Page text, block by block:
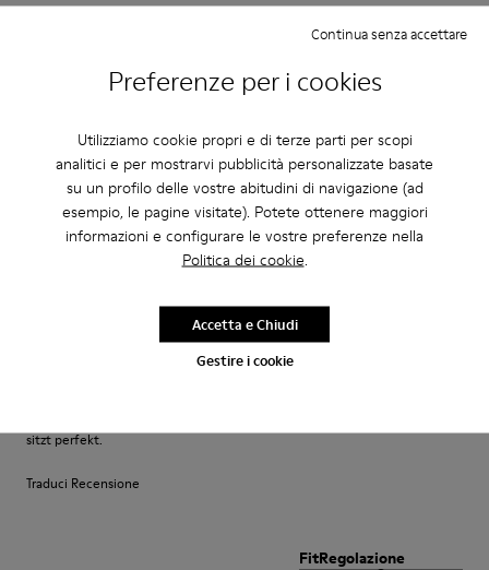
Preferenze per i cookies
Utilizziamo cookie propri e di terze parti per scopi
analitici e per mostrarvi pubblicità personalizzate basate
su un profilo delle vostre abitudini di navigazione (ad
esempio, le pagine visitate). Potete ottenere maggiori
informazioni e configurare le vostre preferenze nella
Politica dei cookie.
Gestire i cookie
Continua senza accettare
Accetta e Chiudi
Muy comodo excelente compra me gusto
FitRegolazione
Larghezza
Anonymous·3 anni fa
Fast wie Barfußlaufen:-)
sitzt perfekt.
Traduci Recensione
FitRegolazione